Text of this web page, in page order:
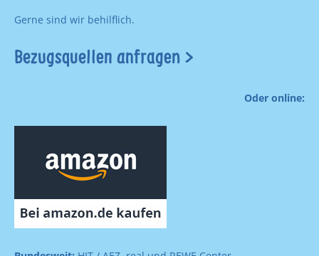
Gerne sind wir behilflich.
Bezugsquellen anfragen >
Oder online: